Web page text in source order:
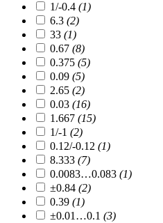
1/-0.4 (1)
6.3 (2)
33 (1)
0.67 (8)
0.375 (5)
0.09 (5)
2.65 (2)
0.03 (16)
1.667 (15)
1/-1 (2)
0.12/-0.12 (1)
8.333 (7)
0.0083…0.083 (1)
±0.84 (2)
0.39 (1)
±0.01…0.1 (3)